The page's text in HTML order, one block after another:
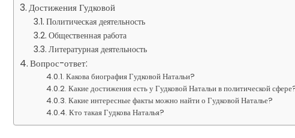
Достижения Гудковой
Политическая деятельность
Общественная работа
Литературная деятельность
Вопрос-ответ:
Какова биография Гудковой Натальи?
Какие достижения есть у Гудковой Натальи в политической
Какие интересные факты можно найти о Гудковой Наталье?
Кто такая Гудкова Наталья?